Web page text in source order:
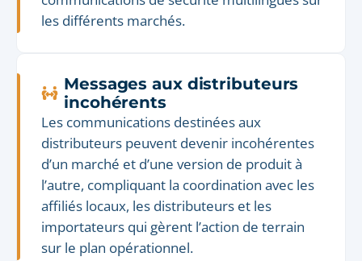
les différents marchés.
Messages aux distributeurs
incohérents
Les communications destinées aux
distributeurs peuvent devenir incohérentes
d’un marché et d’une version de produit à
l’autre, compliquant la coordination avec les
affiliés locaux, les distributeurs et les
importateurs qui gèrent l’action de terrain
sur le plan opérationnel.